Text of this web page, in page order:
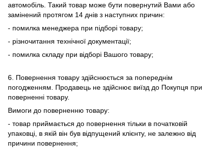
автомобіль. Такий товар може бути повернутий Вами або
замінений протягом 14 днів з наступних причин:
- помилка менеджера при підборі товару;
- різночитання технічної документації;
- помилка складу при відборі Вашого товару;
6. Повернення товару здійснюється за попереднім
погодженням. Продавець не здійснює виїзд до Покупця при
поверненні товару.
Вимоги до поверненню товару:
- товар приймається до повернення тільки в початковій
упаковці, в якій він був відпущений клієнту, не залежно від
причини повернення;